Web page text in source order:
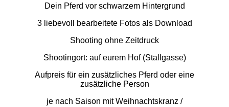
Dein Pferd vor schwarzem Hintergrund
3 liebevoll bearbeitete Fotos als Download
Shooting ohne Zeitdruck
Shootingort: auf eurem Hof (Stallgasse)
Aufpreis für ein zusätzliches Pferd oder eine
zusätzliche Person
je nach Saison mit Weihnachtskranz /